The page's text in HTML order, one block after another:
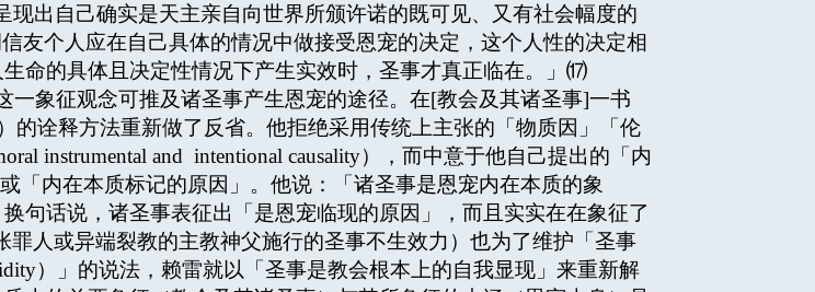
出自己确实是天主亲自向世界所颁许诺的既可见、又有社会幅度的
友个人应在自己具体的情况中做接受恩宠的决定，这个人性的决定相
命的具体且决定性情况下产生实效时，圣事才真正临在。」⒄
象征观念可推及诸圣事产生恩宠的途径。在[教会及其诸圣事]一书
的诠释方法重新做了反省。他拒绝采用传统上主张的「物质因」「伦
instrumental and intentional causality），而中意于他自己提出的「内
「内在本质标记的原因」。他说：「诸圣事是恩宠内在本质的象
句话说，诸圣事表征出「是恩宠临现的原因」，而且实实在在象征了
人或异端裂教的主教神父施行的圣事不生效力）也为了维护「圣事
）」的说法，赖雷就以「圣事是教会根本上的自我显现」来重新解